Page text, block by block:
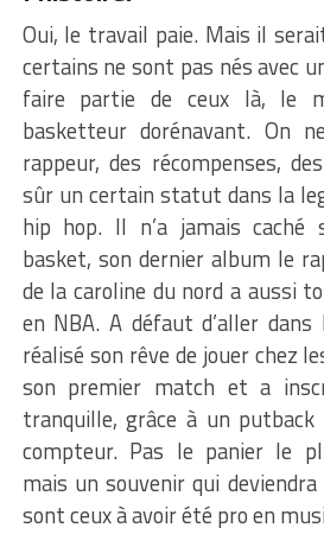
Oui, le travail paie. Mais il
certains ne sont pas nés avec
faire partie de ceux là, le
basketteur dorénavant. On
rappeur, des récompenses,
sûr un certain statut dans la
hip hop. Il n’a jamais caché
basket, son dernier album le
de la caroline du nord a aussi
en NBA. A défaut d’aller
réalisé son rêve de jouer chez
son premier match et a
tranquille, grâce à un putback
compteur. Pas le panier le
mais un souvenir qui
sont ceux à avoir été pro en